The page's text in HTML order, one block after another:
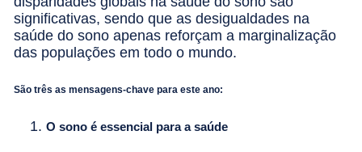
significativas, sendo que as desigualdades na
saúde do sono apenas reforçam a marginalização
das populações em todo o mundo.
São três as mensagens-chave para este ano:
O sono é essencial para a saúde